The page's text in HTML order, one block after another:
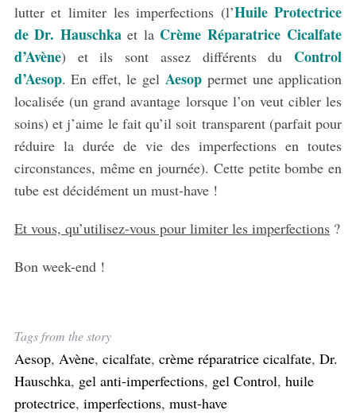
lutter et limiter les imperfections (l’Huile Protectrice
de Dr. Hauschkaet la Crème Réparatrice Cicalfate
d’Avène) et ils sont assez différents du Control
d’Aesop. En effet, le gel Aesoppermet une application
localisée (un grand avantage lorsque l’on veut cibler les
soins) et j’aime le fait qu’il soit transparent (parfait pour
réduire la durée de vie des imperfections en toutes
circonstances, même en journée). Cette petite bombe en
tube est décidément un must-have !
Et vous, qu’utilisez-vous pour limiter les imperfections?
Bon week-end !
Tags from the story
Aesop, Avène, cicalfate, crème réparatrice cicalfate, Dr.
Hauschka, gel anti-imperfections, gel Control, huile
protectrice, imperfections, must-have